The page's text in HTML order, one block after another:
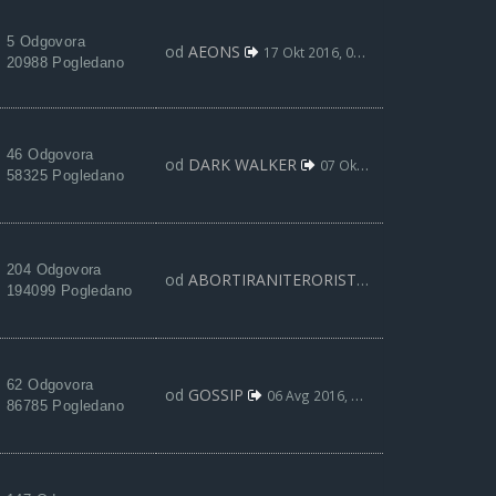
5 Odgovora
20988 Pogledano
od AEONS 17 Okt 2016, 09:50
46 Odgovora
58325 Pogledano
od DARK WALKER 07 Okt 2016, 09:32
204 Odgovora
194099 Pogledano
od ABORTIRANITERORISTA
62 Odgovora
86785 Pogledano
od GOSSIP 06 Avg 2016, 15:15